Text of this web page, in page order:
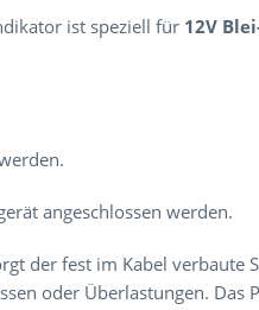
ist speziell für 12V
angeschlossen werden.
der fest im Kabel verbaute
oder Überlastungen.